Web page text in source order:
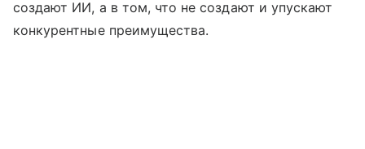
создают ИИ, а в том, что не создают и упускают
конкурентные преимущества.